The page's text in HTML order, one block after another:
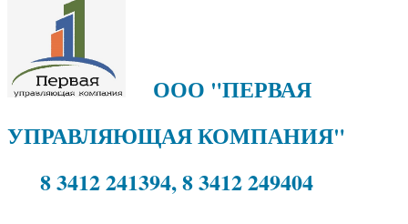
ООО "ПЕРВАЯ
УПРАВЛЯЮЩАЯ КОМПАНИЯ"
8 3412 241394, 8 3412 249404